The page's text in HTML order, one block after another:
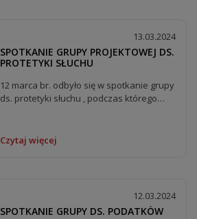
13.03.2024
SPOTKANIE GRUPY PROJEKTOWEJ DS.
PROTETYKI SŁUCHU
12 marca br. odbyło się w spotkanie grupy
ds. protetyki słuchu , podczas którego
Czytaj więcej
12.03.2024
SPOTKANIE GRUPY DS. PODATKÓW